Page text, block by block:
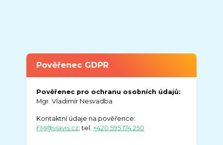
Pověřenec GDPR
Pověřenec pro ochranu osobních údajů:
Mgr. Vladimír Nesvadba
Kontaktní údaje na pověřence:
FM@viavis.cz; tel.+420 595 174 250